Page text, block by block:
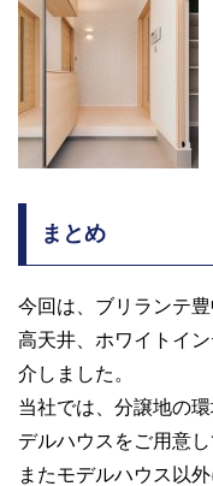
まとめ
今回は、ブリランテ
高天井、ホワイトイ
介しました。
当社では、分譲地の
デルハウスをご用意し
またモデルハウス以